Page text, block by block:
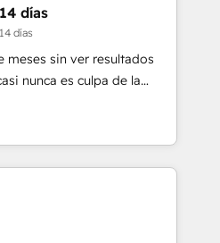
logistics & 3PL, home
branding and
health, education,
and consulting, make the
Mexico and Latin
días
días
meses sin ver resultados
nunca es culpa de la
con el que se
resuelve un problema
en HubSpot. La entrega
sentido, y siempre
de seguir avanzando.